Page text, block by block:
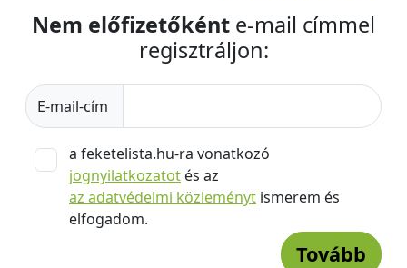
Nem előfizetőként e-mail címmel
regisztráljon:
E-mail-cím
a feketelista.hu-ra vonatkozó
jognyilatkozatot és az
az adatvédelmi közleményt ismerem és
elfogadom.
Tovább